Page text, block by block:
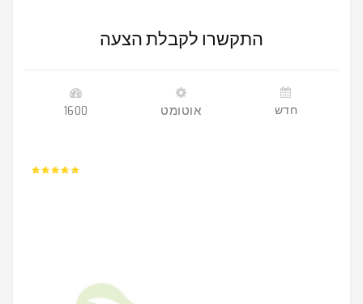
התקשרו לקבלת הצעה
1600 אוטומט חדש